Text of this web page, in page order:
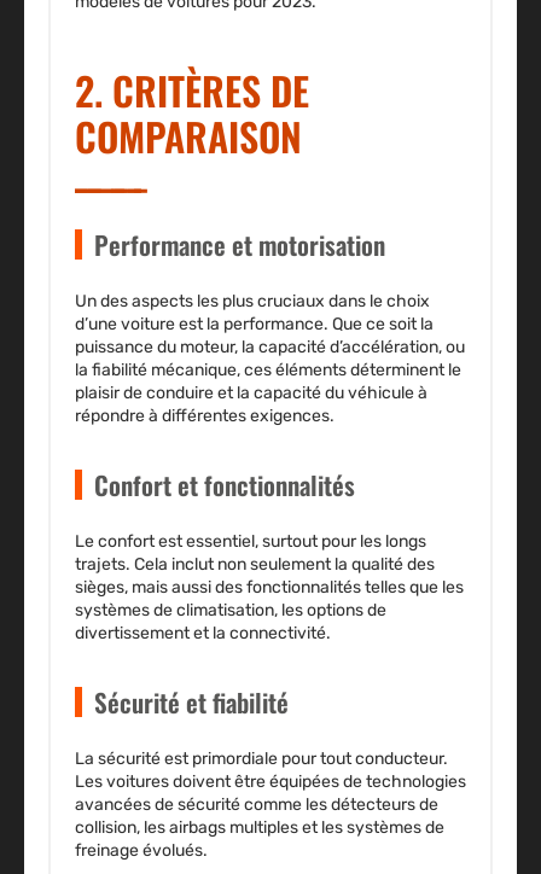
2. CRITÈRES DE
COMPARAISON
Performance et motorisation
Un des aspects les plus cruciaux dans le choix
d’une voiture est la performance. Que ce soit la
puissance du moteur, la capacité d’accélération, ou
la fiabilité mécanique, ces éléments déterminent le
plaisir de conduire et la capacité du véhicule à
répondre à différentes exigences.
Confort et fonctionnalités
Le confort est essentiel, surtout pour les longs
trajets. Cela inclut non seulement la qualité des
sièges, mais aussi des fonctionnalités telles que les
systèmes de climatisation, les options de
divertissement et la connectivité.
Sécurité et fiabilité
La sécurité est primordiale pour tout conducteur.
Les voitures doivent être équipées de technologies
avancées de sécurité comme les détecteurs de
collision, les airbags multiples et les systèmes de
freinage évolués.